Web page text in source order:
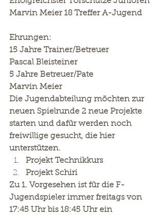
Marvin Meier 18 Treffer A-Jugend
Ehrungen:
15 Jahre Trainer/Betreuer
Pascal Bleisteiner
5 Jahre Betreuer/Pate
Marvin Meier
Die Jugendabteilung möchten zur
neuen Spielrunde 2 neue Projekte
starten und dafür werden noch
freiwillige gesucht, die hier
unterstützen.
Projekt Technikkurs
Projekt Schiri
Zu 1. Vorgesehen ist für die F-
Jugendspieler immer freitags von
17:45 Uhr bis 18:45 Uhr ein